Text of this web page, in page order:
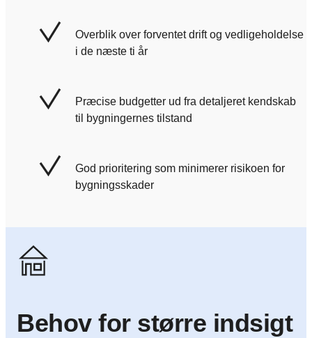
Overblik over forventet drift og vedligeholdelse
i de næste ti år
Præcise budgetter ud fra detaljeret kendskab
til bygningernes tilstand
God prioritering som minimerer risikoen for
bygningsskader
Behov for større indsigt